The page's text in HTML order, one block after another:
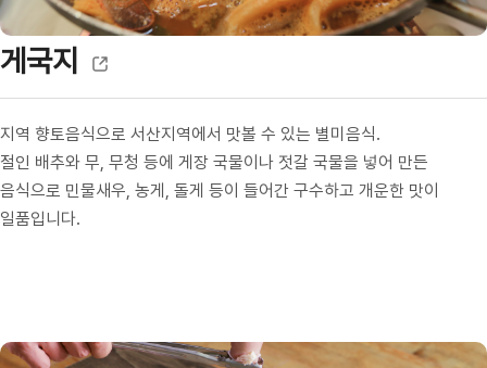
게국지
지역 향토음식으로 서산지역에서 맛볼 수 있는 별미음식.
절인 배추와 무, 무청 등에 게장 국물이나 젓갈 국물을 넣어 만든
음식으로 민물새우, 농게, 돌게 등이 들어간 구수하고 개운한 맛이
일품입니다.